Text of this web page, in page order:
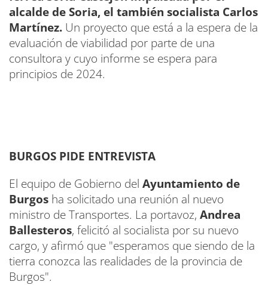
alcalde de Soria, el también socialista Carlos
Martínez. Un proyecto que está a la espera de la
evaluación de viabilidad por parte de una
consultora y cuyo informe se espera para
principios de 2024.
BURGOS PIDE ENTREVISTA
El equipo de Gobierno del Ayuntamiento de
Burgos ha solicitado una reunión al nuevo
ministro de Transportes. La portavoz, Andrea
Ballesteros, felicitó al socialista por su nuevo
cargo, y afirmó que "esperamos que siendo de la
tierra conozca las realidades de la provincia de
Burgos".